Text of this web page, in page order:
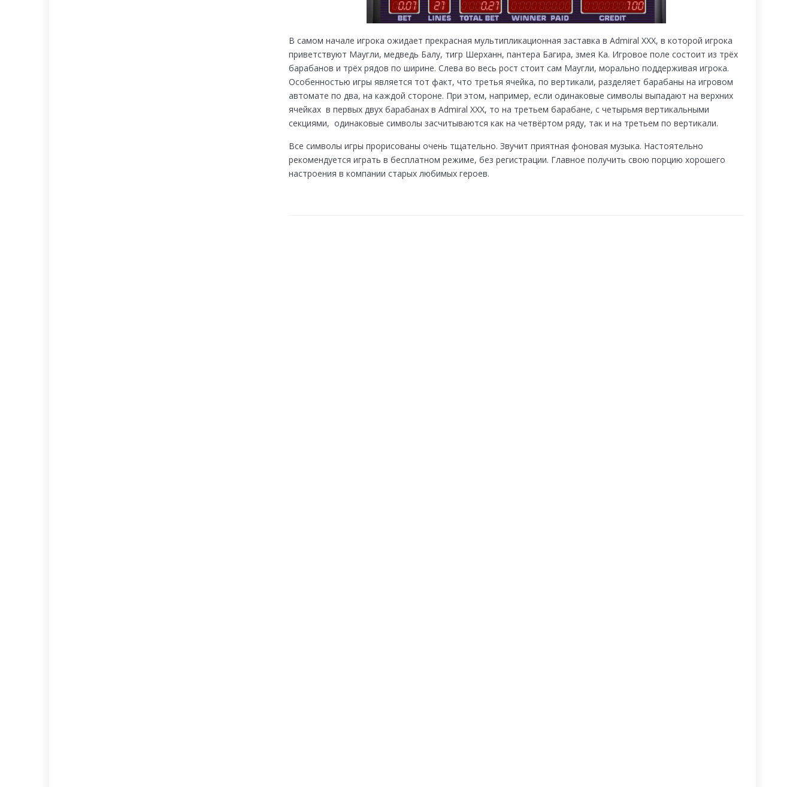
В самом начале игрока ожидает прекрасная мультипликационная заставка в Admiral XXX, в которой игрока
приветствуют Маугли, медведь Балу, тигр Шерханн, пантера Багира, змея Ка. Игровое поле состоит из трёх
барабанов и трёх рядов по ширине. Слева во весь рост стоит сам Маугли, морально поддерживая игрока.
Особенностью игры является тот факт, что третья ячейка, по вертикали, разделяет барабаны на игровом
автомате по два, на каждой стороне. При этом, например, если одинаковые символы выпадают на верхних
ячейках в первых двух барабанах в Admiral XXX, то на третьем барабане, с четырьмя вертикальными
секциями, одинаковые символы засчитываются как на четвёртом ряду, так и на третьем по вертикали.
Все символы игры прорисованы очень тщательно. Звучит приятная фоновая музыка. Настоятельно
рекомендуется играть в бесплатном режиме, без регистрации. Главное получить свою порцию хорошего
настроения в компании старых любимых героев.